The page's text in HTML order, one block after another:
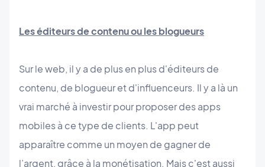
Les éditeurs de contenu ou les blogueurs
Sur le web, il y a de plus en plus d'éditeurs de
contenu, de blogueur et d'influenceurs. Il y a là un
vrai marché à investir pour proposer des apps
mobiles à ce type de clients. L'app peut
apparaître comme un moyen de gagner de
l’argent, grâce à la monétisation. Mais c'est aussi